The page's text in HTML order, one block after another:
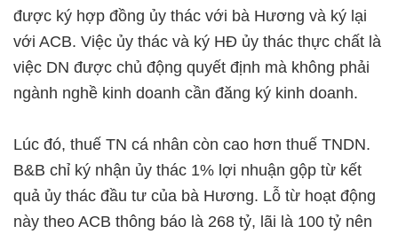
được ký hợp đồng ủy thác với bà Hương và ký lại
với ACB. Việc ủy thác và ký HĐ ủy thác thực chất là
việc DN được chủ động quyết định mà không phải
ngành nghề kinh doanh cần đăng ký kinh doanh.
Lúc đó, thuế TN cá nhân còn cao hơn thuế TNDN.
B&B chỉ ký nhận ủy thác 1% lợi nhuận gộp từ kết
quả ủy thác đầu tư của bà Hương. Lỗ từ hoạt động
này theo ACB thông báo là 268 tỷ, lãi là 100 tỷ nên